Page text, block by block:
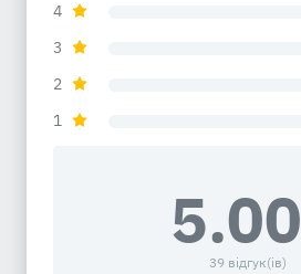
4
3
2
1
5.00
39 відгук(ів)